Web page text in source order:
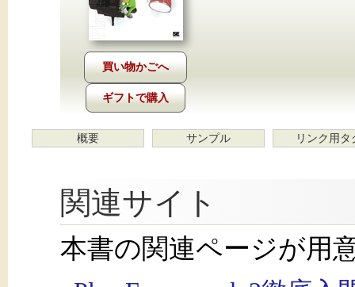
ギフトで購入
概要 サンプル リンク用タ
関連サイト
本書の関連ページが用